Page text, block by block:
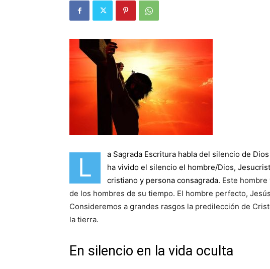
L a Sagrada Escritura habla del silencio de Dios
ha vivido el silencio el hombre/Dios,
cristiano y persona consagrada. Este
de los hombres de su tiempo. El hombre perfecto,
Consideremos a grandes rasgos la predilección de
la tierra.
En silencio en la vida oculta